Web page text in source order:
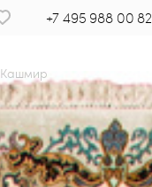
+7 495 988 00 82
Кашмир